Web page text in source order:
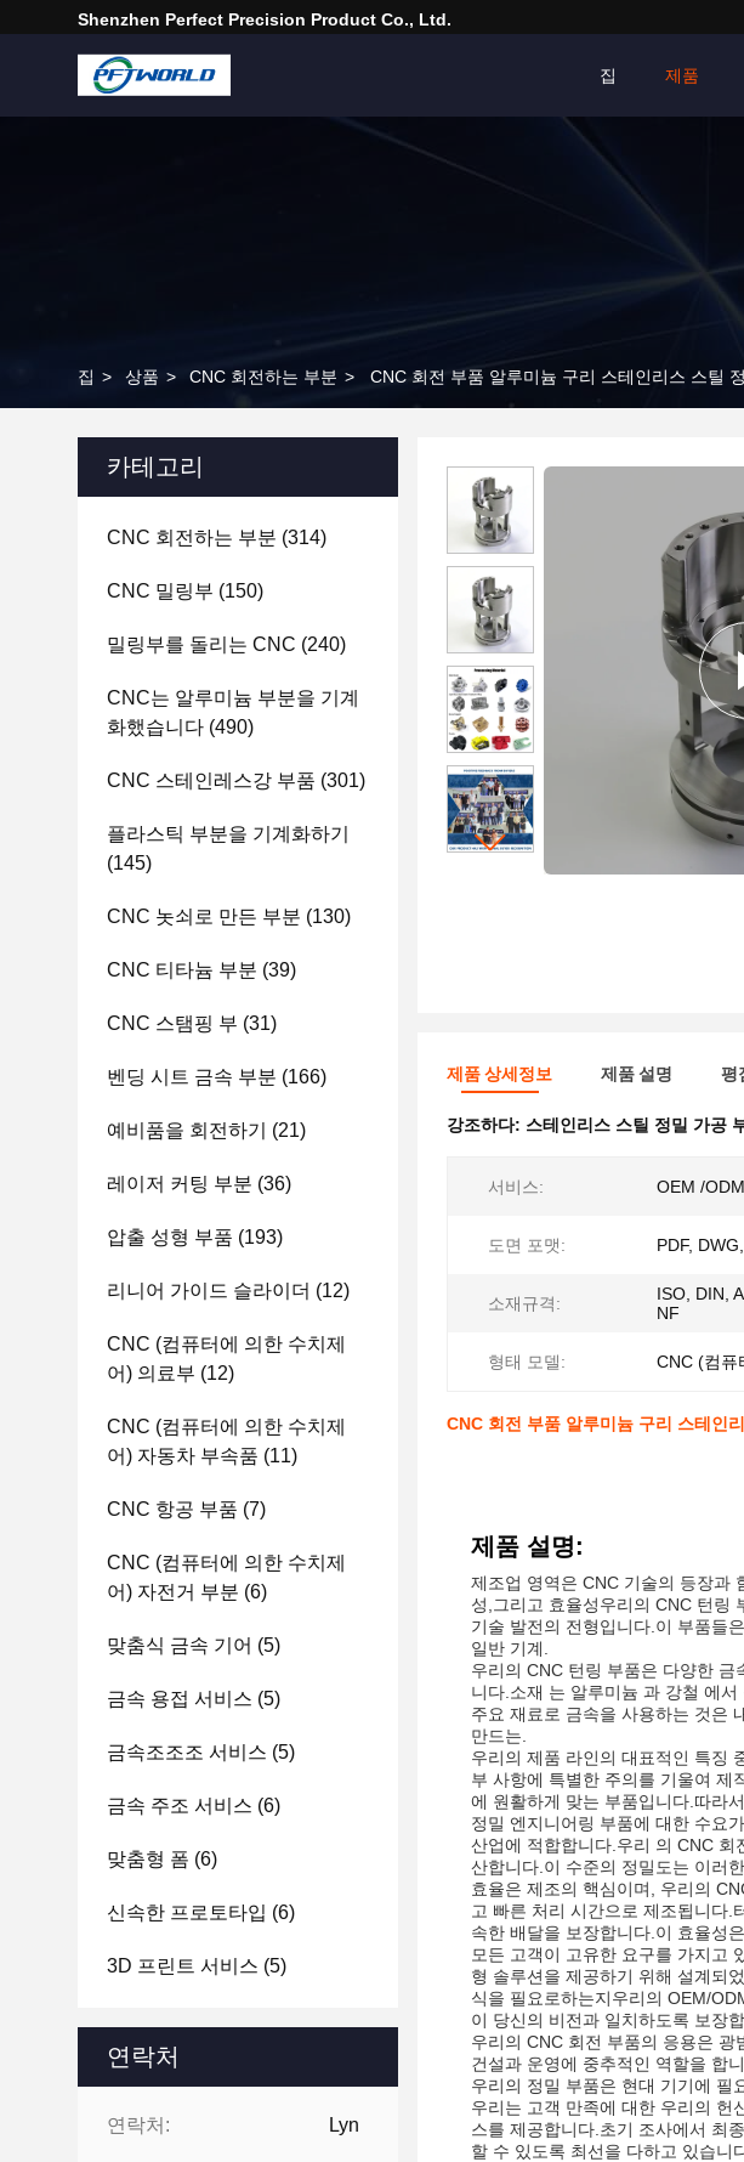
Shenzhen Perfect Precision Product Co., Ltd.
집 제품
집 > 상품 > CNC 회전하는 부분 > CNC 회전 부품 알루미늄 구리 스테인리스 스틸
카테고리
CNC 회전하는 부분 (314)
CNC 밀링부 (150)
밀링부를 돌리는 CNC (240)
CNC는 알루미늄 부분을 기계
화했습니다 (490)
CNC 스테인레스강 부품 (301)
플라스틱 부분을 기계화하기
(145)
CNC 놋쇠로 만든 부분 (130)
CNC 티타늄 부분 (39)
CNC 스탬핑 부 (31)
벤딩 시트 금속 부분 (166)
예비품을 회전하기 (21)
레이저 커팅 부분 (36)
압출 성형 부품 (193)
리니어 가이드 슬라이더 (12)
CNC (컴퓨터에 의한 수치제
어) 의료부 (12)
CNC (컴퓨터에 의한 수치제
어) 자동차 부속품 (11)
CNC 항공 부품 (7)
CNC (컴퓨터에 의한 수치제
어) 자전거 부분 (6)
맞춤식 금속 기어 (5)
금속 용접 서비스 (5)
금속조조조 서비스 (5)
금속 주조 서비스 (6)
맞춤형 폼 (6)
신속한 프로토타입 (6)
3D 프린트 서비스 (5)
연락처
연락처: Lyn
제품 상세정보 제품 설명 평
강조하다: 스테인리스 스틸 정밀 가공
서비스: OEM /ODM
도면 포맷: PDF,
소재규격:
ISO, DIN,
NF
형태 모델: CNC (컴퓨
CNC 회전 부품 알루미늄 구리 스테인
제품 설명:
제조업 영역은 CNC 기술의 등장과
성,그리고 효율성우리의 CNC 턴링
기술 발전의 전형입니다.이 부품들
일반 기계.
우리의 CNC 턴링 부품은 다양한
니다.소재 는 알루미늄 과 강철 에
주요 재료로 금속을 사용하는 것은
만드는.
우리의 제품 라인의 대표적인 특징
부 사항에 특별한 주의를 기울여 제
에 원활하게 맞는 부품입니다.따라
정밀 엔지니어링 부품에 대한 수요
산업에 적합합니다.우리 의 CNC
산합니다.이 수준의 정밀도는 이러
효율은 제조의 핵심이며, 우리의
고 빠른 처리 시간으로 제조됩니다.
속한 배달을 보장합니다.이 효율성
모든 고객이 고유한 요구를 가지고
형 솔루션을 제공하기 위해 설계되
식을 필요로하는지우리의 OEM/
이 당신의 비전과 일치하도록 보장
우리의 CNC 회전 부품의 응용은
건설과 운영에 중추적인 역할을 합
우리의 정밀 부품은 현대 기기에 필
우리는 고객 만족에 대한 우리의 헌
스를 제공합니다.초기 조사에서 최
할 수 있도록 최선을 다하고 있습니